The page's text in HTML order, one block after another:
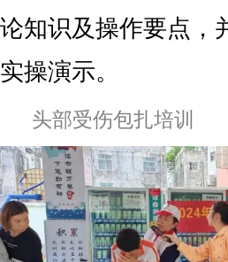
论知识及操作要点，
实操演示。
头部受伤包扎培训